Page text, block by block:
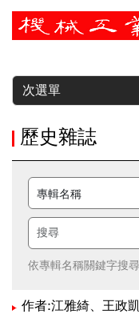
暫停
次選單
歷史雜誌
依專輯名稱關鍵字搜
作者:江雅綺、王政